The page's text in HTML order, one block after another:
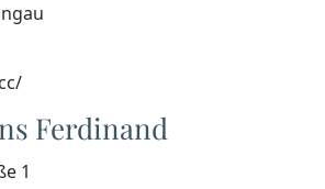
Ferdinand
1